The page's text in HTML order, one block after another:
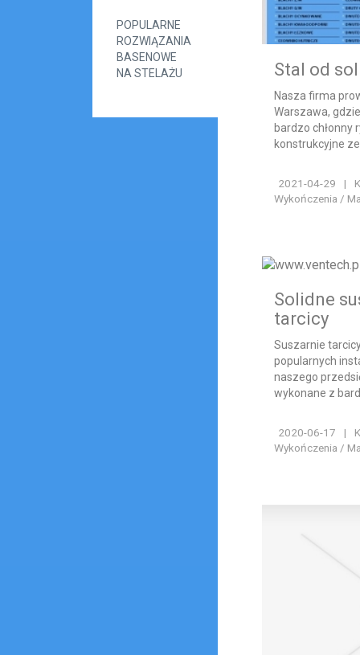
POPULARNE
ROZWIĄZANIA
BASENOWE
NA STELAŻU
Stal od
Nasza firma
Warszawa,
bardzo chłonny
konstrukcyjne
2021-04-29 |
Wykończenia /
Solidne
tarcicy
Suszarnie
popularnych
naszego
wykonane z
2020-06-17 |
Wykończenia /